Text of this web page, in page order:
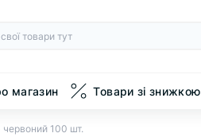
магазин Товари зі знижкою
100 шт.